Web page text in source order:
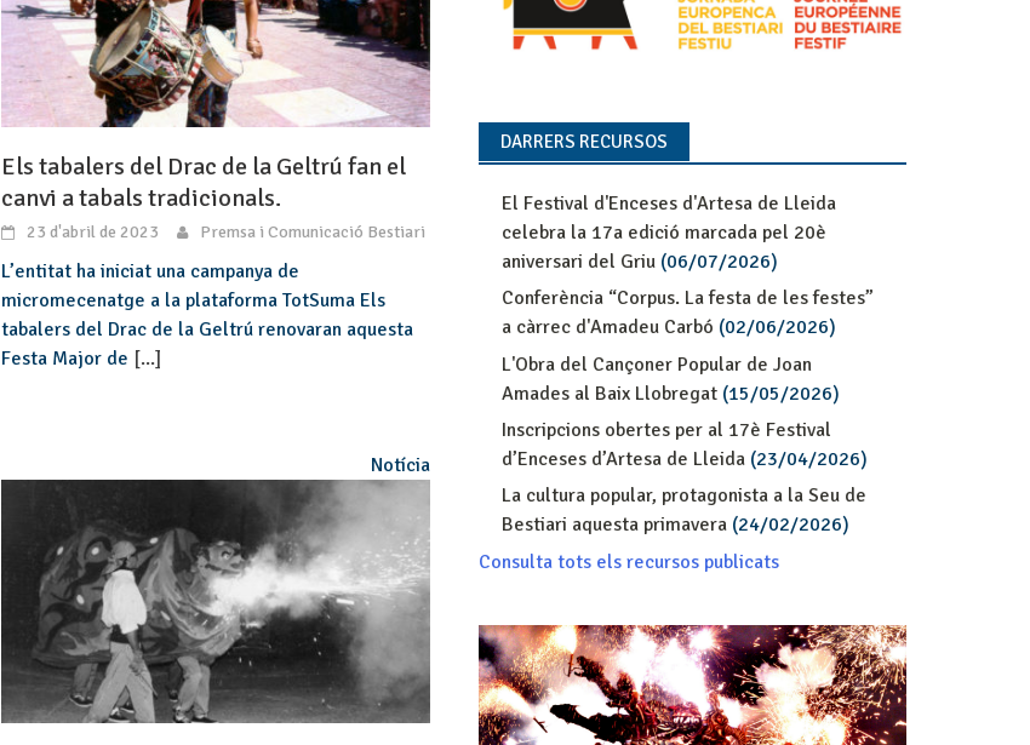
Els tabalers del Drac de la Geltrú fan el
canvi a tabals tradicionals.
23 d'abril de 2023 Premsa i Comunicació Bestiari
L’entitat ha iniciat una campanya de
micromecenatge a la plataforma TotSuma Els
tabalers del Drac de la Geltrú renovaran aquesta
Festa Major de [...]
Notícia
DARRERS RECURSOS
El Festival d'Enceses d'Artesa de Lleida
celebra la 17a edició marcada pel 20è
aniversari del Griu(06/07/2026)
Conferència “Corpus. La festa de les festes”
a càrrec d'Amadeu Carbó (02/06/2026)
L'Obra del Cançoner Popular de Joan
Amades al Baix Llobregat(15/05/2026)
Inscripcions obertes per al 17è Festival
d’Enceses d’Artesa de Lleida(23/04/2026)
La cultura popular, protagonista a la Seu de
Bestiari aquesta primavera(24/02/2026)
Consulta tots els recursos publicats